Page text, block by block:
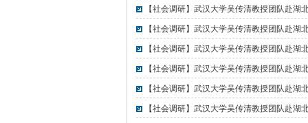
【社会调研】武汉大学吴传清教授团队赴
【社会调研】武汉大学吴传清教授团队赴
【社会调研】武汉大学吴传清教授团队赴
【社会调研】武汉大学吴传清教授团队赴
【社会调研】武汉大学吴传清教授团队赴
【社会调研】武汉大学吴传清教授团队赴